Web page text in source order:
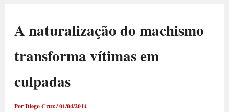
A naturalização do machismo
transforma vítimas em
culpadas
PorDiego Cruz/01/04/2014